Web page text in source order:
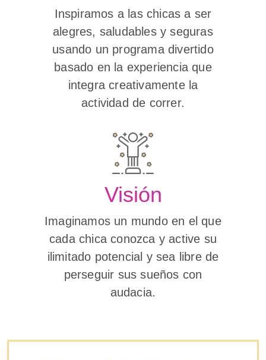
Inspiramos a las chicas a ser
alegres, saludables y seguras
usando un programa divertido
basado en la experiencia que
integra creativamente la
actividad de correr.
Visión
Imaginamos un mundo en el que
cada chica conozca y active su
ilimitado potencial y sea libre de
perseguir sus sueños con
audacia.